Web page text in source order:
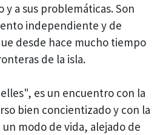
y a sus problemáticas. Son
independiente y de
desde hace mucho tiempo
de la isla.
es un encuentro con la
bien concientizado y con la
modo de vida, alejado de